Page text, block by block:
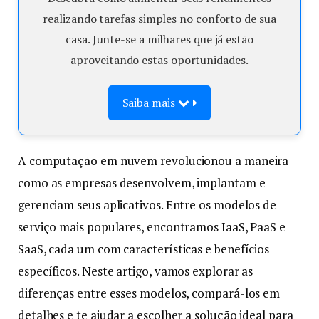
realizando tarefas simples no conforto de sua
casa. Junte-se a milhares que já estão
aproveitando estas oportunidades.
Saiba mais
A computação em nuvem revolucionou a maneira
como as empresas desenvolvem, implantam e
gerenciam seus aplicativos. Entre os modelos de
serviço mais populares, encontramos IaaS, PaaS e
SaaS, cada um com características e benefícios
específicos. Neste artigo, vamos explorar as
diferenças entre esses modelos, compará-los em
detalhes e te ajudar a escolher a solução ideal para